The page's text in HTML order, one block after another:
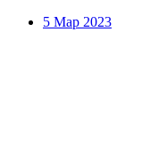
5 Мар 2023